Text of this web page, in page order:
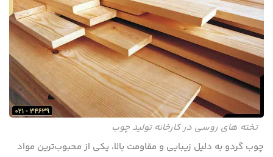
تخته های روسی در کارخانه تولید چوب
چوب گردو به دلیل زیبایی و مقاومت بالا، یکی از محبوب‌ترین مواد